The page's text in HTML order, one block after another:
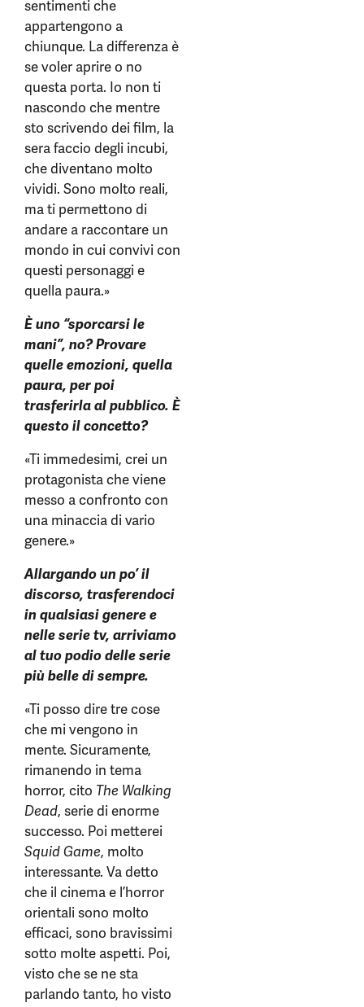
sentimenti che
appartengono a
chiunque. La differenza è
se voler aprire o no
questa porta. Io non ti
nascondo che mentre
sto scrivendo dei film, la
sera faccio degli incubi,
che diventano molto
vividi. Sono molto reali,
ma ti permettono di
andare a raccontare un
mondo in cui convivi con
questi personaggi e
quella paura.»
È uno “sporcarsi le
mani”, no? Provare
quelle emozioni, quella
paura, per poi
trasferirla al pubblico. È
questo il concetto?
«Ti immedesimi, crei un
protagonista che viene
messo a confronto con
una minaccia di vario
genere.»
Allargando un po’ il
discorso, trasferendoci
in qualsiasi genere e
nelle serie tv, arriviamo
al tuo podio delle serie
più belle di sempre.
«Ti posso dire tre cose
che mi vengono in
mente. Sicuramente,
rimanendo in tema
horror, cito The Walking
Dead, serie di enorme
successo. Poi metterei
Squid Game, molto
interessante. Va detto
che il cinema e l’horror
orientali sono molto
efficaci, sono bravissimi
sotto molte aspetti. Poi,
visto che se ne sta
parlando tanto, ho visto